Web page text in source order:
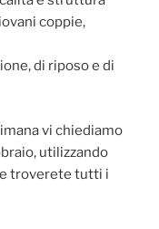
coppie,
di riposo e di
vi chiediamo
utilizzando
troverete tutti i